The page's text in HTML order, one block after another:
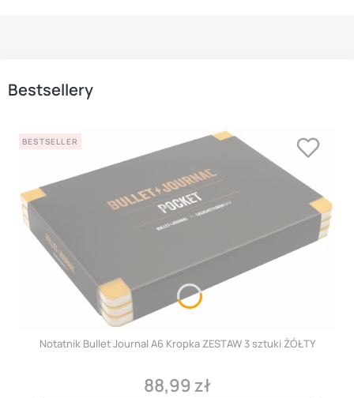
Bestsellery
BESTSELLER
Notatnik Bullet Journal A6 Kropka ZESTAW 3 sztuki ŻÓŁTY
Cena
88,99 zł